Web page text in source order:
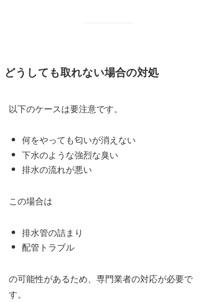
どうしても取れない場合の対処
以下のケースは要注意です。
何をやっても匂いが消えない
下水のような強烈な臭い
排水の流れが悪い
この場合は
排水管の詰まり
配管トラブル
の可能性があるため、専門業者の対応が必要で
す。